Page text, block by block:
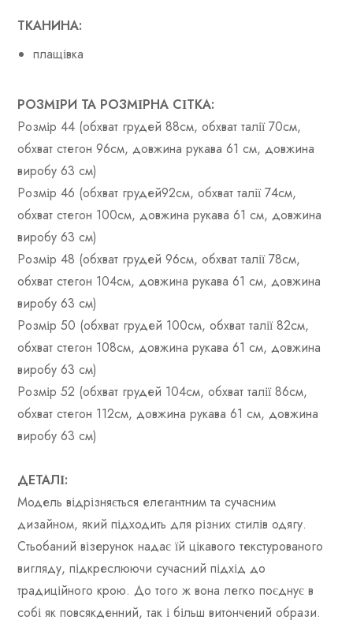
ТКАНИНА:
плащівка
РОЗМІРИ ТА РОЗМІРНА СІТКА:
Розмір 44 (обхват грудей 88см, обхват талії 70см,
обхват стегон 96см, довжина рукава 61 см, довжина
виробу 63 см)
Розмір 46 (обхват грудей92см, обхват талії 74см,
обхват стегон 100см, довжина рукава 61 см, довжина
виробу 63 см)
Розмір 48 (обхват грудей 96см, обхват талії 78см,
обхват стегон 104см, довжина рукава 61 см, довжина
виробу 63 см)
Розмір 50 (обхват грудей 100см, обхват талії 82см,
обхват стегон 108см, довжина рукава 61 см, довжина
виробу 63 см)
Розмір 52 (обхват грудей 104см, обхват талії 86см,
обхват стегон 112см, довжина рукава 61 см, довжина
виробу 63 см)
ДЕТАЛІ:
Модель відрізняється елегантним та сучасним
дизайном, який підходить для різних стилів одягу.
Стьобаний візерунок надає їй цікавого текстурованого
вигляду, підкреслюючи сучасний підхід до
традиційного крою. До того ж вона легко поєднує в
собі як повсякденний, так і більш витончений образи.